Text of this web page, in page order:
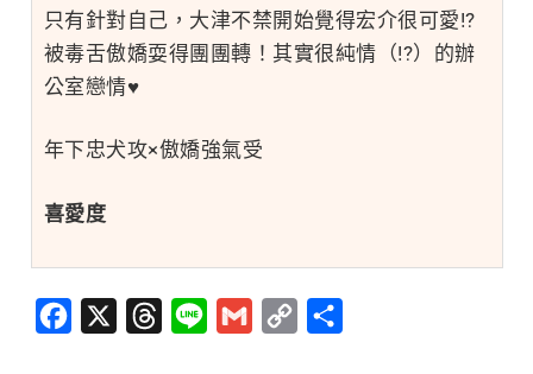
只有針對自己，大津不禁開始覺得宏介很可愛!?
被毒舌傲嬌耍得團團轉！其實很純情（!?）的辦
公室戀情♥
年下忠犬攻×傲嬌強氣受
喜愛度
Facebook Threads
Line Gmail
Copy